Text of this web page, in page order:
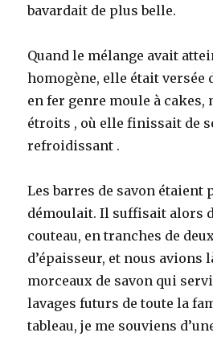
bavardait de plus belle.
Quand le mélange avait
homogène, elle était versée
en fer genre moule à cakes,
étroits , où elle finissait de
refroidissant .
Les barres de savon étaient
démoulait. Il suffisait alors
couteau, en tranches de
d’épaisseur, et nous avions
morceaux de savon qui
lavages futurs de toute la
tableau, je me souviens